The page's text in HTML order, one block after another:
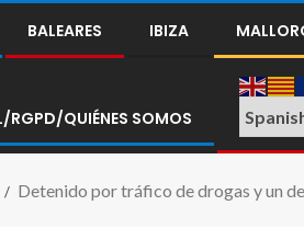
BALEARES IBIZA
RGPD/QUIÉNES SOMOS
Detenido por tráfico de drogas y un